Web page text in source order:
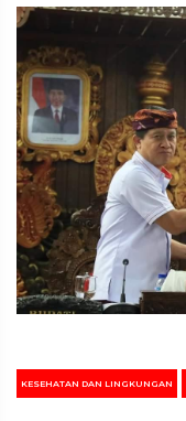
KESEHATAN DAN LINGKUNGAN